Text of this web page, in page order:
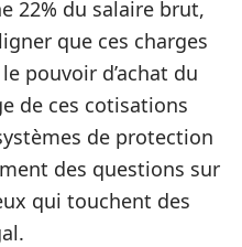
22% du salaire brut,
que ces charges
pouvoir d’achat du
de ces cotisations
de protection
des questions sur
qui touchent des